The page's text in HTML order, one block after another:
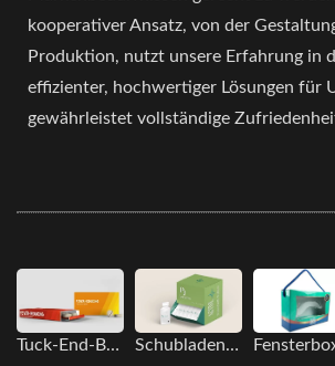
kooperativer Ansatz, von der
Produktion, nutzt unsere Erfahrung in
effizienter, hochwertiger Lösungen für
gewährleistet vollständige
Tuck-End-Boxen Schubladenbox